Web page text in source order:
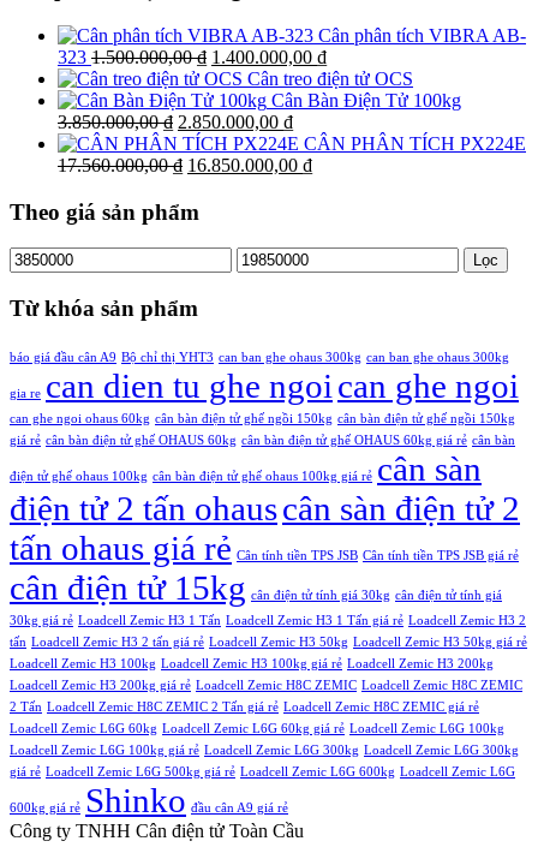
Cân phân tích VIBRA AB-
323 1.500.000,00₫ Giá
gốc
là:
1.500.000,00 ₫.
1.400.000,00 ₫Giá
hiện
tại
1.400.000,00 ₫.
Cân treo điện tử OCS
Cân Bàn Điện Tử 100kg
3.850.000,00₫ Giá
gốc
là:
2.850.000,00 ₫Giá
hiện
tại
CÂN PHÂN TÍCH PX224E
17.560.000,00₫ Giá
là:
16.850.000,00 ₫Giá
16.850.000,00 ₫.
Theo giá sản phẩm
Giá
tối
thiểu
Giá
tối
Lọc
Từ khóa sản phẩm
báo giá đầu cân A9 Bộ chỉ thị YHT3 can ban ghe ohaus 300kg can ban ghe ohaus 300kg
gia re can dien tu ghe ngoi can ghe ngoi
can ghe ngoi ohaus 60kg cân bàn điện tử ghế ngồi 150kg cân bàn điện tử ghế ngồi 150kg
giá rẻ cân bàn điện tử ghế OHAUS 60kg cân bàn điện tử ghế OHAUS 60kg giá rẻ cân bàn
điện tử ghế ohaus 100kg cân bàn điện tử ghế ohaus 100kg giá rẻ cân sàn
điện tử 2 tấn ohauscân sàn điện tử 2
tấn ohaus giá rẻ Cân tính tiền TPS JSB Cân tính tiền TPS JSB giá rẻ
cân điện tử 15kg cân điện tử tính giá 30kg cân điện tử tính giá
30kg giá rẻ Loadcell Zemic H3 1 Tấn Loadcell Zemic H3 1 Tấn giá rẻ Loadcell Zemic H3 2
tấn Loadcell Zemic H3 2 tấn giá rẻ Loadcell Zemic H3 50kg Loadcell Zemic H3 50kg giá rẻ
Loadcell Zemic H3 100kg Loadcell Zemic H3 100kg giá rẻ Loadcell Zemic H3 200kg
Loadcell Zemic H3 200kg giá rẻ Loadcell Zemic H8C ZEMIC Loadcell Zemic H8C ZEMIC
2 Tấn Loadcell Zemic H8C ZEMIC 2 Tấn giá rẻ Loadcell Zemic H8C ZEMIC giá rẻ
Loadcell Zemic L6G 60kg Loadcell Zemic L6G 60kg giá rẻ Loadcell Zemic L6G 100kg
Loadcell Zemic L6G 100kg giá rẻ Loadcell Zemic L6G 300kg Loadcell Zemic L6G 300kg
giá rẻ Loadcell Zemic L6G 500kg giá rẻ Loadcell Zemic L6G 600kg Loadcell Zemic L6G
600kg giá rẻ Shinko đầu cân A9 giá rẻ
Công ty TNHH Cân điện tử Toàn Cầu